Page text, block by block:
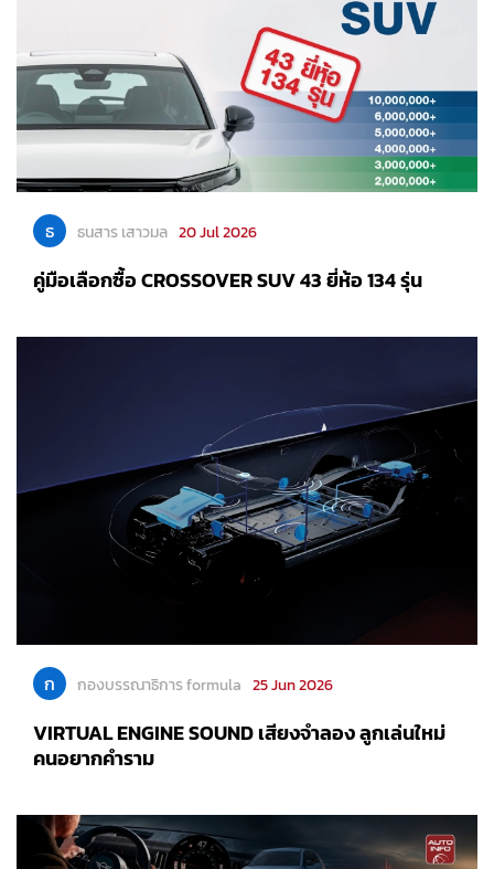
ธ ธนสาร เสาวมล 20 Jul 2026
คู่มือเลือกซื้อ CROSSOVER SUV 43 ยี่ห้อ 134 รุ่น
ก กองบรรณาธิการ formula 25 Jun 2026
VIRTUAL ENGINE SOUND เสียงจำลอง ลูกเล่นใหม่
คนอยากคำราม